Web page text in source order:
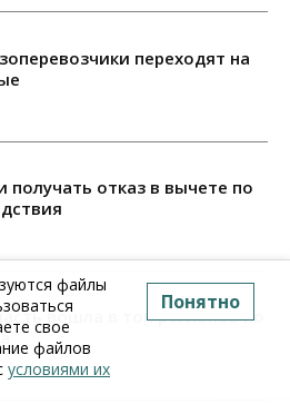
переходят на
отказ в вычете по
вошла в топ регионов по
файлы
свое
файлов
условиями их
Понятно